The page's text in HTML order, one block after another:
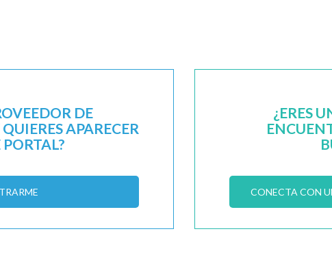
DE
APARECER
PORTAL?
¿ERES
CONECTA CON